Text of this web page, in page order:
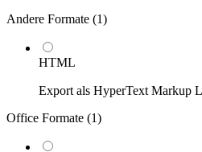
Andere Formate (1)
HTML
Export als HyperText Markup
Office Formate (1)